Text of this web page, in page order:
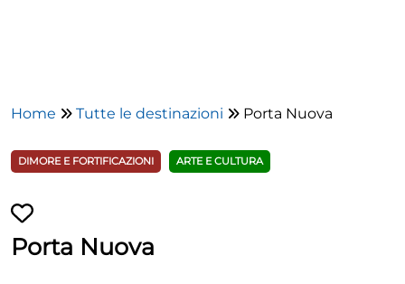
Home Tutte le destinazioni Porta Nuova
DIMORE E FORTIFICAZIONI ARTE E CULTURA
Porta Nuova